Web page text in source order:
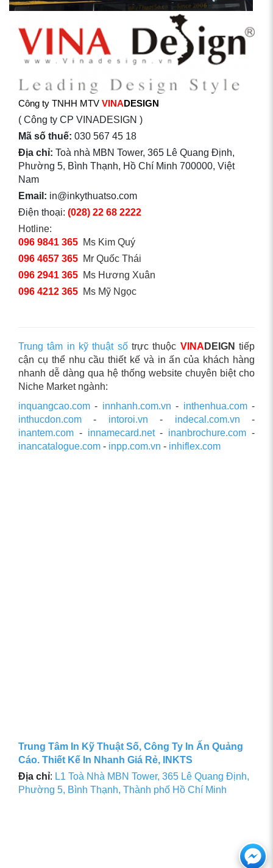
Công ty TNHH MTV VINADESIGN
( Công ty CP VINADESIGN )
Mã số thuế: 030 567 45 18
Địa chỉ: Toà nhà MBN Tower, 365 Lê Quang Định,
Phường 5, Bình Thạnh, Hồ Chí Minh 700000, Việt
Nam
Email: in@inkythuatso.com
Điện thoại: (028) 22 68 2222
Hotline:
096 9841 365 Ms Kim Quý
096 4657 365 Mr Quốc Thái
096 2941 365 Ms Hương Xuân
096 4212 365 Ms Mỹ Ngọc
Trung tâm in kỹ thuật sốtrực thuộc VINA DEIGN tiếp
cận cụ thể nhu cầu thiết kế và in ấn của khách hàng
nhanh dễ dàng qua hệ thống website chuyên biệt cho
Niche Market ngành:
inquangcao.com - innhanh.com.vn - inthenhua.com-
inthucdon.com - intoroi.vn - indecal.com.vn -
inantem.com - innamecard.net- inanbrochure.com -
inancatalogue.com - inpp.com.vn - inhiflex.com
Trung Tâm In Kỹ Thuật Số, Công Ty In Ấn Quảng
Cáo. Thiết Kế In Nhanh Giá Rẻ, INKTS
Địa chỉ: L1 Toà Nhà MBN Tower, 365 Lê Quang Định,
Phường 5, Bình Thạnh, Thành phố Hồ Chí Minh